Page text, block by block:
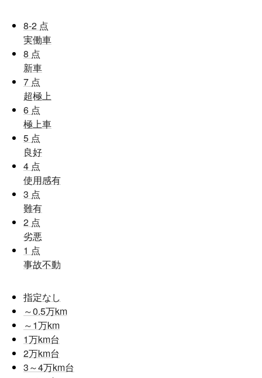
8-2 点
実働車
8 点
新車
7 点
超極上
6 点
極上車
5 点
良好
4 点
使用感有
3 点
難有
2 点
劣悪
1 点
事故不動
指定なし
～0.5万km
～1万km
1万km台
2万km台
3～4万km台